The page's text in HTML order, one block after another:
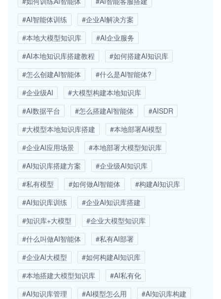
#AI智能体训练
#企业AI解决方案
#本地大模型知识库
#AI企业服务
#AI本地知识库搭建教程
#如何搭建AI知识库
#怎么创建AI智能体
#什么是AI智能体?
#企业级AI
#大模型构建本地知识库
#AI数据平台
#怎么搭建AI智能体
#AISDR
#大模型本地知识库搭建
#本地部署AI模型
#企业AI应用场景
#本地部署大模型知识库
#AI知识库搭建方案
#企业级AI知识库
#私有模型
#如何做AI智能体
#构建AI知识库
#AI知识库训练
#企业AI知识库搭建
#知识库+大模型
#企业大模型知识库
#什么叫做AI智能体
#私有AI部署
#企业AI大模型
#如何构建AI知识库
#本地搭建大模型知识库
#AI私有化
#AI知识库管理
#AI模型怎么用
#AI知识库构建